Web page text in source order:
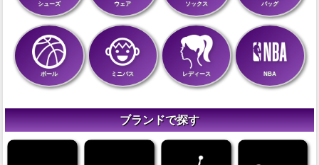
シューズ ウェア ソックス バッグ
ボール ミニバス レディース NBA
ブランドで探す